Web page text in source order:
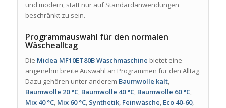
und modern, statt nur auf Standardanwendungen
beschränkt zu sein.
Programmauswahl für den normalen
Wäschealltag
Die Midea MF10ET80B Waschmaschine bietet eine
angenehm breite Auswahl an Programmen für den Alltag.
Dazu gehören unter anderem Baumwolle kalt,
Baumwolle 20 °C, Baumwolle 40 °C, Baumwolle 60 °C,
Mix 40 °C, Mix 60 °C, Synthetik, Feinwäsche, Eco 40-60,